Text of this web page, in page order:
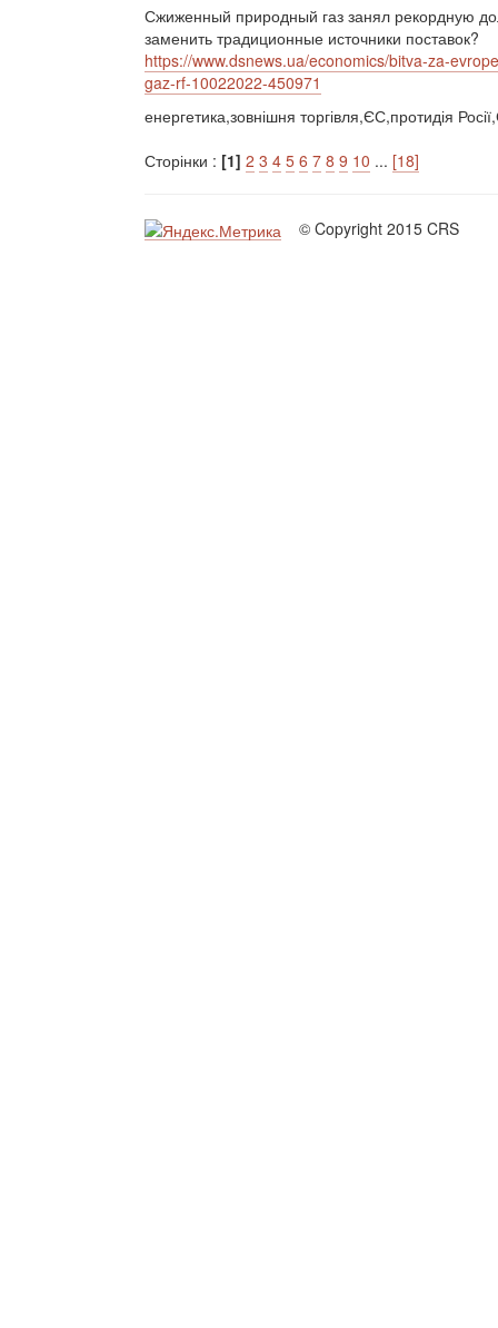
Сжиженный природный газ занял рекордную
заменить традиционные источники поставок?
https://www.dsnews.ua/economics/bitva-za-
gaz-rf-10022022-450971
енергетика,зовнішня торгівля,ЄС,протидія
Сторінки : [1] 2 3 4 5 6 7 8 9 10 ... [18]
© Copyright 2015 CRS